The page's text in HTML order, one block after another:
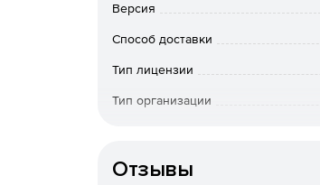
Возможность создания
последовательный ряд
Версия
Способ доставки
Тип лицензии
Тип организации
Отзывы